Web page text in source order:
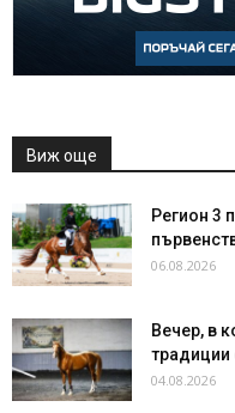
Виж още
Регион 3
06.08.2026
Вечер, в
традиции
04.08.2026